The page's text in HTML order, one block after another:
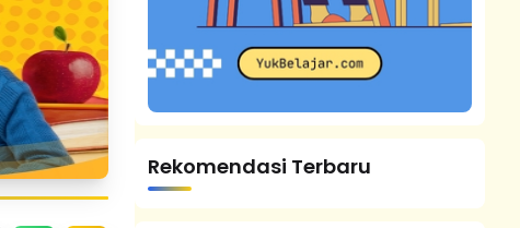
Rekomendasi Terbaru